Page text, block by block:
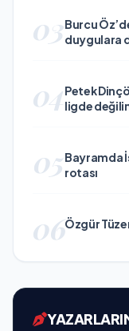
03Burcu
duygulara
04Petek
ligde
05Bayramda
rotası
06Özgür